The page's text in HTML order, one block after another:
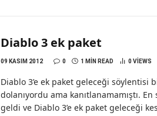
Diablo 3 ek paket
09 KASIM 2012 0 1 MIN READ 0 VIEWS
Diablo 3’e ek paket geleceği söylentisi
dolanıyordu ama kanıtlanamamıştı.
geldi ve Diablo 3’e ek paket geleceği